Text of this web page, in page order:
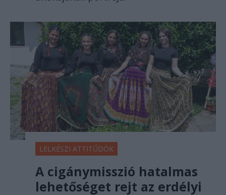
LELKÉSZI ATTITŰDÖK
A cigánymisszió hatalmas
lehetőséget rejt az erdélyi